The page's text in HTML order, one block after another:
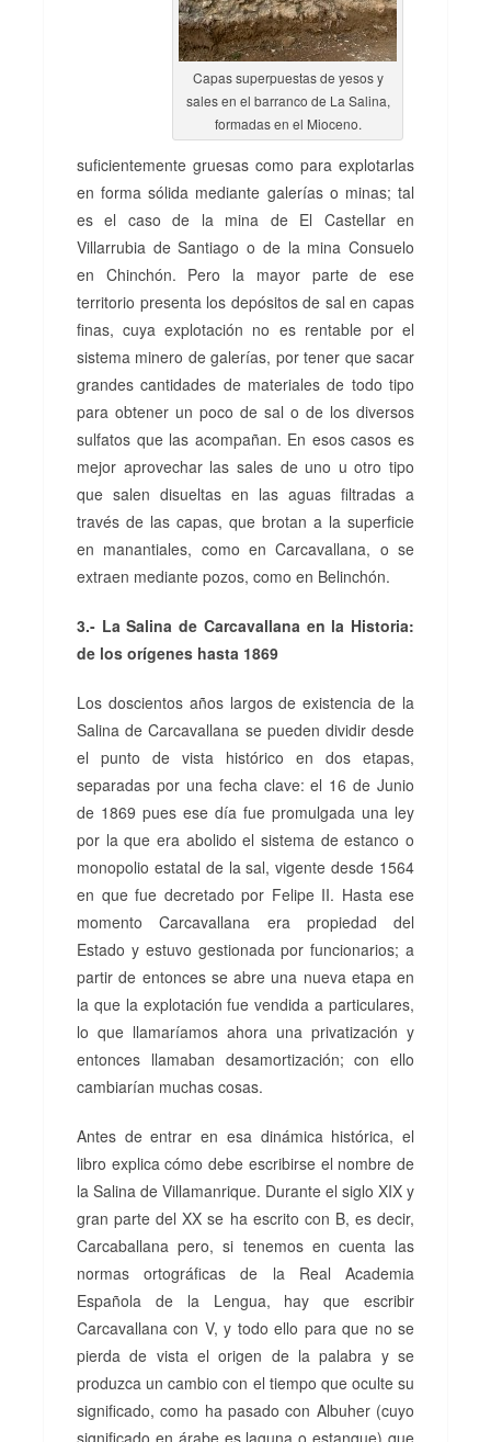
Capas superpuestas de yesos y
sales en el barranco de La Salina,
formadas en el Mioceno.
suficientemente gruesas como para explotarlas
en forma sólida mediante galerías o minas; tal
es el caso de la mina de El Castellar en
Villarrubia de Santiago o de la mina Consuelo
en Chinchón. Pero la mayor parte de ese
territorio presenta los depósitos de sal en capas
finas, cuya explotación no es rentable por el
sistema minero de galerías, por tener que sacar
grandes cantidades de materiales de todo tipo
para obtener un poco de sal o de los diversos
sulfatos que las acompañan. En esos casos es
mejor aprovechar las sales de uno u otro tipo
que salen disueltas en las aguas filtradas a
través de las capas, que brotan a la superficie
en manantiales, como en Carcavallana, o se
extraen mediante pozos, como en Belinchón.
3.- La Salina de Carcavallana en la Historia:
de los orígenes hasta 1869
Los doscientos años largos de existencia de la
Salina de Carcavallana se pueden dividir desde
el punto de vista histórico en dos etapas,
separadas por una fecha clave: el 16 de Junio
de 1869 pues ese día fue promulgada una ley
por la que era abolido el sistema de estanco o
monopolio estatal de la sal, vigente desde 1564
en que fue decretado por Felipe II. Hasta ese
momento Carcavallana era propiedad del
Estado y estuvo gestionada por funcionarios; a
partir de entonces se abre una nueva etapa en
la que la explotación fue vendida a particulares,
lo que llamaríamos ahora una privatización y
entonces llamaban desamortización; con ello
cambiarían muchas cosas.
Antes de entrar en esa dinámica histórica, el
libro explica cómo debe escribirse el nombre de
la Salina de Villamanrique. Durante el siglo XIX y
gran parte del XX se ha escrito con B, es decir,
Carcaballana pero, si tenemos en cuenta las
normas ortográficas de la Real Academia
Española de la Lengua, hay que escribir
Carcavallana con V, y todo ello para que no se
pierda de vista el origen de la palabra y se
produzca un cambio con el tiempo que oculte su
significado, como ha pasado con Albuher (cuyo
significado en árabe es laguna o estanque) que